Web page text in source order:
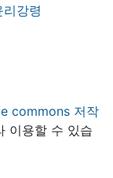
강령
commons 저작
이용할 수 있습